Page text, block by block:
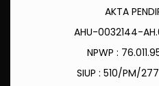
AKTA
AHU-0032144-
NPWP :
SIUP : 510/PM/